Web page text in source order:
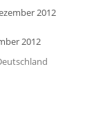
2012
2012